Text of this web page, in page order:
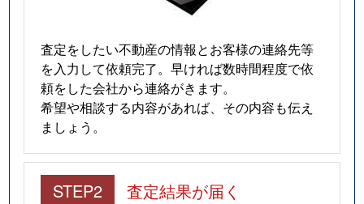
査定をしたい不動産の情報とお客様の連絡先等
を入力して依頼完了。早ければ数時間程度で依
頼をした会社から連絡がきます。
希望や相談する内容があれば、その内容も伝え
ましょう。
STEP2 査定結果が届く